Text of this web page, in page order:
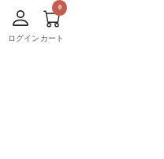
ログイン カート